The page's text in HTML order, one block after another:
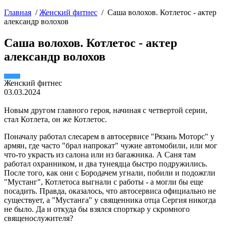
Главная /Женский фитнес / Саша волохов. Котлетос - актер
александр волохов
Саша волохов. Котлетос - актер
александр волохов
Женский фитнес
03.03.2024
Новым другом главного героя, начиная с четвертой серии,
стал Котлета, он же Котлетос.
Поначалу работал слесарем в автосервисе "Рязань Моторс" у
армян, где часто "брал напрокат" чужие автомобили, или мог
что-то украсть из салона или из багажника. А Саня там
работал охранником, и два тунеядца быстро подружились.
После того, как они c Бородачем угнали, побили и подожгли
"Мустанг", Котлетоса выгнали с работы - а могли бы еще
посадить. Правда, оказалось, что автосервиса официально не
существует, а "Мустанга" у священника отца Сергия никогда
не было. Да и откуда бы взялся спорткар у скромного
священослужителя?